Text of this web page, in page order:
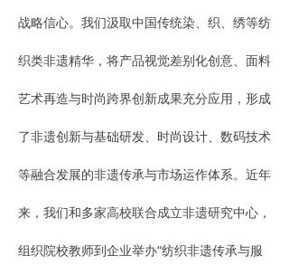
战略信心。我们汲取中国传统染、织、绣等纺
织类非遗精华，将产品视觉差别化创意、面料
艺术再造与时尚跨界创新成果充分应用，形成
了非遗创新与基础研发、时尚设计、数码技术
等融合发展的非遗传承与市场运作体系。近年
来，我们和多家高校联合成立非遗研究中心，
组织院校教师到企业举办“纺织非遗传承与服